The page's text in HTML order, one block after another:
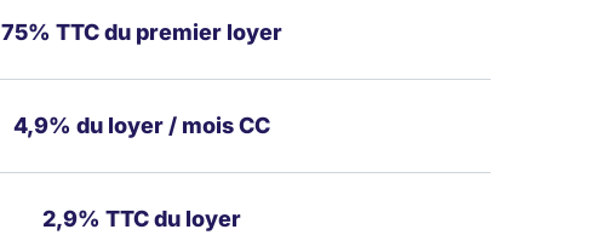
75% TTC du premier loyer
4,9% du loyer / mois CC
2,9% TTC du loyer